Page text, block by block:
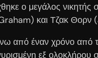
ο μεγάλος νικητής
και Τζακ Θορν
από έναν χρόνο από
εξ